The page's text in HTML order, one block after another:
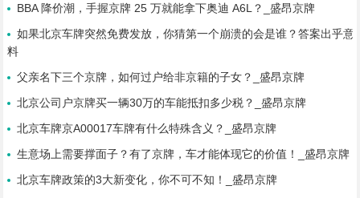
BBA 降价潮，手握京牌 25 万就能拿下奥迪 A6L？_盛昂京牌
如果北京车牌突然免费发放，你猜第一个崩溃的会是谁？答案出乎意
料
父亲名下三个京牌，如何过户给非京籍的子女？_盛昂京牌
北京公司户京牌买一辆30万的车能抵扣多少税？_盛昂京牌
北京车牌京A00017车牌有什么特殊含义？_盛昂京牌
生意场上需要撑面子？有了京牌，车才能体现它的价值！_盛昂京牌
北京车牌政策的3大新变化，你不可不知！_盛昂京牌